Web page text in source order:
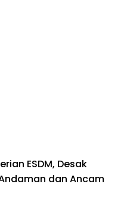
ESDM, Desak
dan Ancam